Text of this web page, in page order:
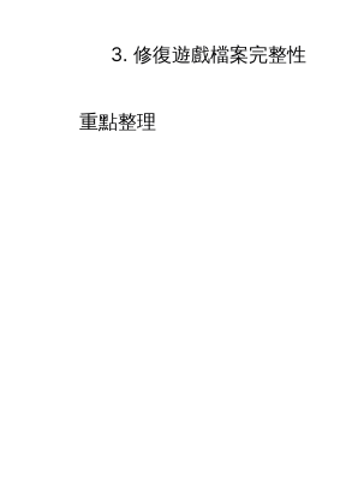
3. 修復遊戲檔案完整性
重點整理